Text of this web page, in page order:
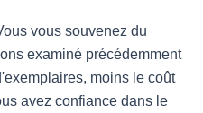
vous souvenez du
examiné précédemment
moins le coût
avez confiance dans le